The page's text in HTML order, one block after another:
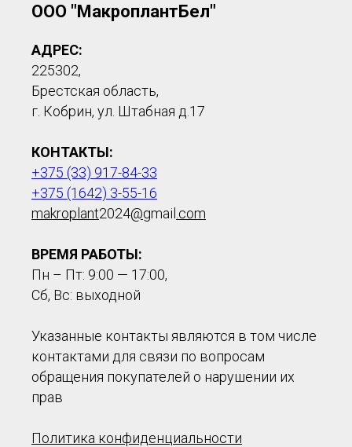
ООО "МакроплантБел"
АДРЕС:
225302,
Брестская область,
г. Кобрин, ул. Штабная д.17
КОНТАКТЫ:
+375 (33) 917-84-33
+375 (1642) 3-55-16
makroplant2024@gmail .com
ВРЕМЯ РАБОТЫ:
Пн – Пт: 9:00 — 17:00,
Сб, Вс: выходной
Указанные контакты являются в том числе
контактами для связи по вопросам
обращения покупателей о нарушении их
прав
Политика конфиденциальности